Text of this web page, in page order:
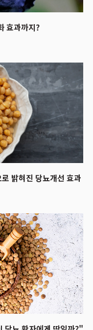
효과까지?
밝혀진 당뇨개선 효과